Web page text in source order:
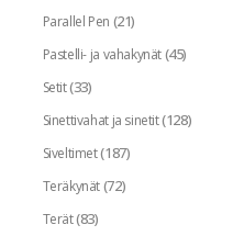
Parallel Pen (21)
Pastelli- ja vahakynät(45)
Setit(33)
Sinettivahat ja sinetit(128)
Siveltimet(187)
Teräkynät(72)
Terät(83)